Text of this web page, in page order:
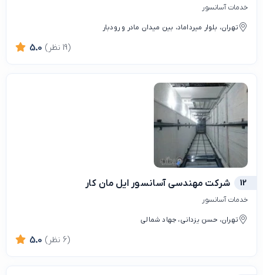
خدمات آسانسور
تهران، بلوار میرداماد، بین میدان مادر و رودبار
5.0 (19 نظر)
12 شرکت مهندسی آسانسور ایل مان کار
خدمات آسانسور
تهران، حسن يزداني، جهاد شمالی
5.0 (6 نظر)